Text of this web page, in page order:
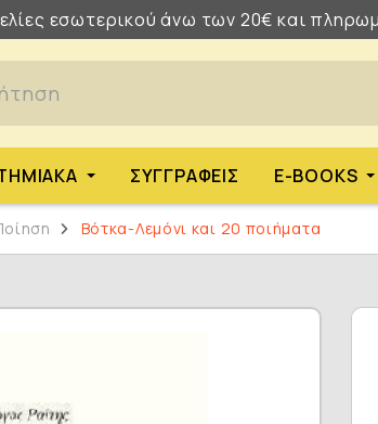
εσωτερικού άνω των 20€ και
ΣΥΓΓΡΑΦΕΊΣ E-BOOKS
Βότκα-Λεμόνι και 20 ποιήματα